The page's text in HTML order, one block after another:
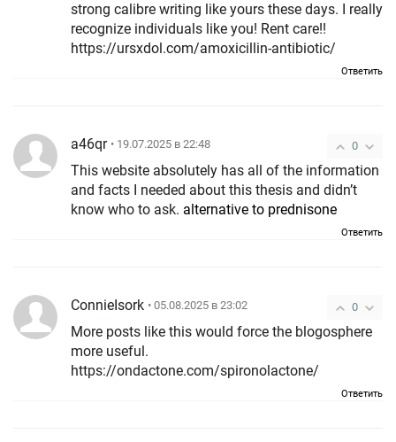
strong calibre writing like yours these days. I really
recognize individuals like you! Rent care!!
https://ursxdol.com/amoxicillin-antibiotic/
Ответить
0
a46qr • 19.07.2025 в 22:48
This website absolutely has all of the information
and facts I needed about this thesis and didn’t
know who to ask. alternative to prednisone
Ответить
0
ConnieIsork • 05.08.2025 в 23:02
More posts like this would force the blogosphere
more useful.
https://ondactone.com/spironolactone/
Ответить